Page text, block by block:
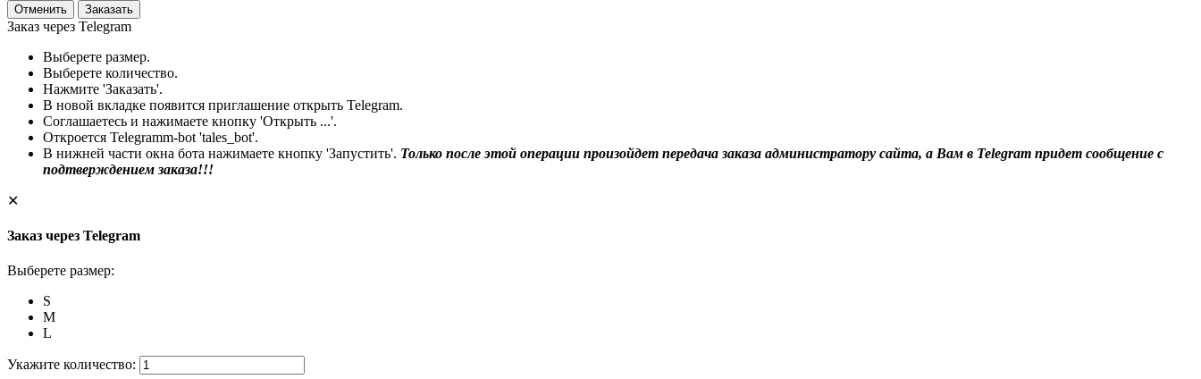
Отменить Заказать
Заказ через Telegram
Выберете размер.
Выберете количество.
Нажмите 'Заказать'.
В новой вкладке появится приглашение открыть Telegram.
Соглашаетесь и нажимаете кнопку 'Открыть ...'.
Откроется Telegramm-bot 'tales_bot'.
В нижней части окна бота нажимаете кнопку 'Запустить'. Только после этой операции произойдет передача заказа администратору сайта, а Вам в Telegram придет сообщение с
подтверждением заказа!!!
✕
Заказ через Telegram
Выберете размер:
S
M
L
Укажите количество: